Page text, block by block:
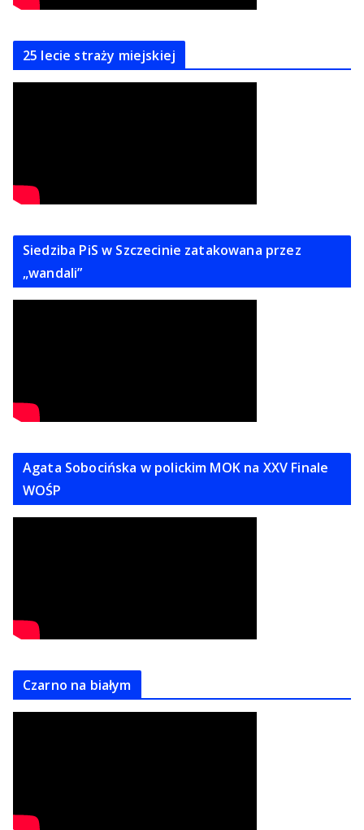
25 lecie straży miejskiej
Siedziba PiS w Szczecinie zatakowana przez
„wandali”
Agata Sobocińska w polickim MOK na XXV Finale
WOŚP
Czarno na białym